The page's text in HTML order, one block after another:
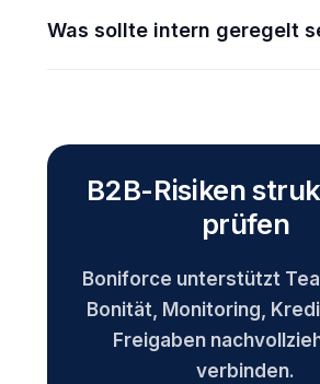
Was sollte intern geregelt
B2B-Risiken
prüfen
Boniforce unterstützt
Bonität, Monitoring,
Freigaben
verbinden.